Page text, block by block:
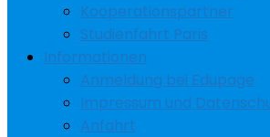
Kooperationspartner
Studienfahrt Paris
Informationen
Anmeldung bei Edupage
Impressum und
Anfahrt